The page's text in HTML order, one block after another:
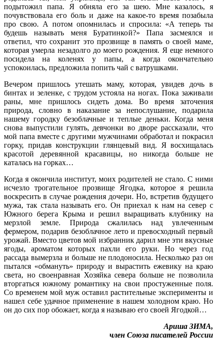
подытожил папа. Я обняла его за шею. Мне казалось, я
почувствовала его боль и даже на какое-то время позабыла
про свою. А потом опомнилась и спросила: «А теперь ты
будешь называть меня Буратинкой?» Папа засмеялся и
ответил, что сохранит это прозвище в память о своей маме,
которая умерла незадолго до моего рождения. Я еще немного
посидела на коленях у папы, а когда окончательно
успокоилась, предложила попить чай с ватрушками.
Вечером пришлось утешать маму, которая, увидев дочь в
бинтах и зеленке, с трудом устояла на ногах. Пока заживали
раны, мне пришлось сидеть дома. Во время заточения
природа, словно в наказание за непослушание, подарила
нашему городку безоблачные и теплые деньки. Когда меня
снова выпустили гулять, девчонки во дворе рассказали, что
мой папа вместе с другими мужчинами обработал и покрасил
горку, придав конструкции глянцевый вид. Я восхищалась
красотой деревянной красавицы, но никогда больше не
каталась на горках…
Когда я окончила институт, моих родителей не стало. С ними
исчезло трогательное прозвище Ягодка, которое я решила
воскресить в случае рождения дочери. Но, встретив будущего
мужа, так стала называть его. Он приехал к нам на север с
Южного берега Крыма и решил выращивать клубнику на
мерзлой земле. Природа сжалилась над увлеченным
фермером, подарив безоблачное лето и превосходный первый
урожай. Вместо цветов мой избранник дарил мне эти вкусные
ягоды, ароматом которых пахли его руки. Но через год
рассада вымерзла и больше не плодоносила. Несколько раз он
пытался «обмануть» природу и вырастить ежевику на краю
света, но своенравная Хозяйка севера больше не позволила
вторгаться южному романтику на свои простуженные поля.
Со временем мой муж оставил растительные эксперименты и
нашел себе удачное применение в нашем холодном краю. Но
он до сих пор обожает, когда я называю его своей Ягодкой…
Ариша ЗИМА,
член Союза писателей России